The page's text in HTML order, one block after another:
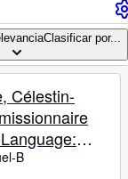
Clasificar por...
Célestin-
B